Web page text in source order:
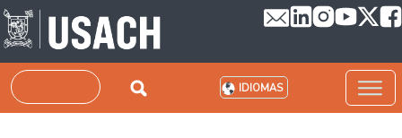
Pasar al contenido principal
Buscar IDIOMAS